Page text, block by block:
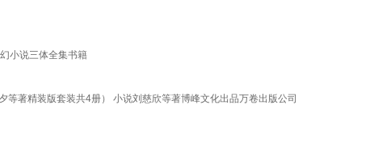
小说三体全集书籍
等著精装版套装共4册） 小说刘慈欣等著博峰文化出品万卷出版公司